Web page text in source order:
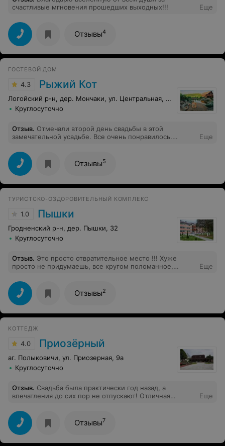
счастливые мгновения прошедших выходных!!!
Еще
Отзывы4
ГОСТЕВОЙ ДОМ
4.3 Рыжий Кот
Логойский р-н, дер. Мончаки, ул. Центральная, 29а
Круглосуточно
Отзыв. Отмечали второй день свадьбы в этой
замечательной усадьбе. Все очень понравилось.
Еще
Отзывы5
ТУРИСТСКО-ОЗДОРОВИТЕЛЬНЫЙ КОМПЛЕКС
1.0 Пышки
Гродненский р-н, дер. Пышки, 32
Круглосуточно
Отзыв. Это просто отвратительное место !!! Хуже
просто не придумаешь, все кругом поломанное,
мрак, диваны поломаны, администрация разводит
руками, мол у нас все хорошо. Стоимость как у
нормального отеля, а условия никакие!!! И это между
прочим номер Люкс!!!!
Еще
Отзывы2
КОТТЕДЖ
4.0 Приозёрный
аг. Полыковичи, ул. Приозерная, 9а
Круглосуточно
Отзыв. Свадьба была практически год назад, а
впечатления до сих пор не отпускают! Отличная
Еще
Отзывы7